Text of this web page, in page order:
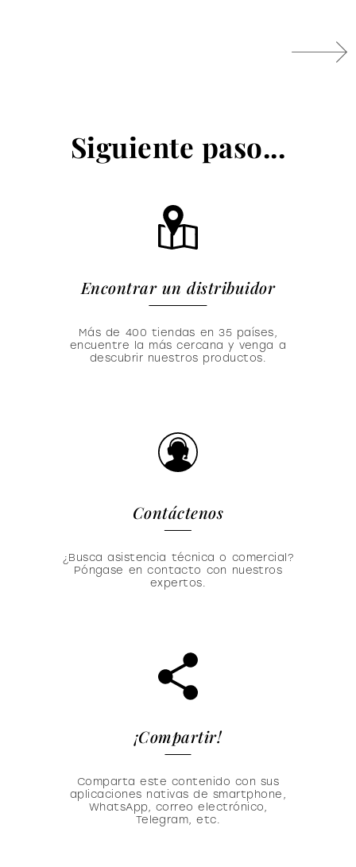
Siguiente paso...
Encontrar un distribuidor
Más de 400 tiendas en 35 países,
encuentre la más cercana y venga a
descubrir nuestros productos.
Contáctenos
¿Busca asistencia técnica o comercial?
Póngase en contacto con nuestros
expertos.
¡Compartir!
Comparta este contenido con sus
aplicaciones nativas de smartphone,
WhatsApp, correo electrónico,
Telegram, etc.